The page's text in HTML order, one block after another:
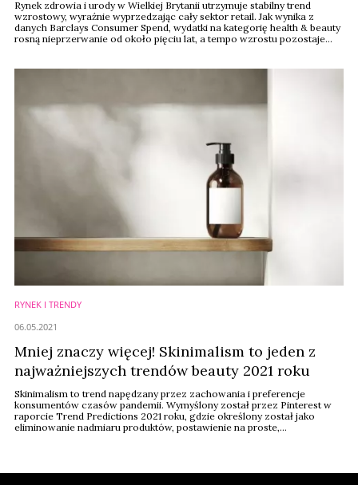
Rynek zdrowia i urody w Wielkiej Brytanii utrzymuje stabilny trend
wzrostowy, wyraźnie wyprzedzając cały sektor retail. Jak wynika z
danych Barclays Consumer Spend, wydatki na kategorię health & beauty
rosną nieprzerwanie od około pięciu lat, a tempo wzrostu pozostaje
RYNEK I TRENDY
Mniej znaczy więcej! Skinimalism to jeden z
najważniejszych trendów beauty 2021 roku
Skinimalism to trend napędzany przez zachowania i preferencje
konsumentów czasów pandemii. Wymyślony został przez Pinterest w
raporcie Trend Predictions 2021 roku, gdzie określony został jako
eliminowanie nadmiaru produktów, postawienie na proste,
06.05.2021